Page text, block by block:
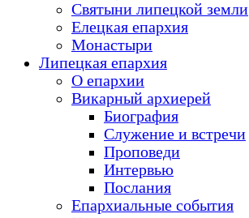
Святыни липецкой земли
Елецкая епархия
Монастыри
Липецкая епархия
О епархии
Викарный архиерей
Биография
Служение и встречи
Проповеди
Интервью
Послания
Епархиальные события